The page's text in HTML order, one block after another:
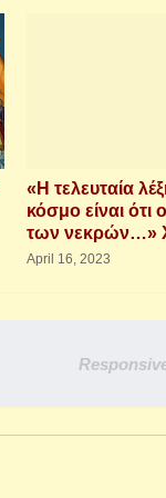
«Η τελευταία
κόσμο είναι ότι
των νεκρών…»
April 16, 2023